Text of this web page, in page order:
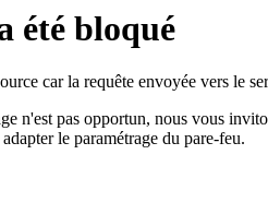
été bloqué
car la requête envoyée vers le
n'est pas opportun, nous vous
le paramétrage du pare-feu.